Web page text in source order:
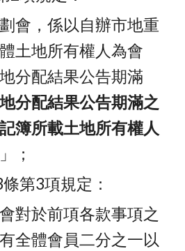
劃會，係以自辦市地重
土地所有權人為會
分配結果公告期滿
分配結果公告期滿之
簿所載土地所有權人
；
第3項規定：
會對於前項各款事項之
全體會員二分之一以